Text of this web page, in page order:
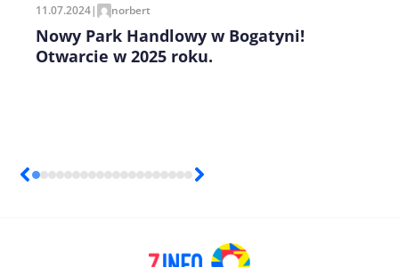
11.07.2024| norbert
Nowy Park Handlowy w Bogatyni!
Otwarcie w 2025 roku.